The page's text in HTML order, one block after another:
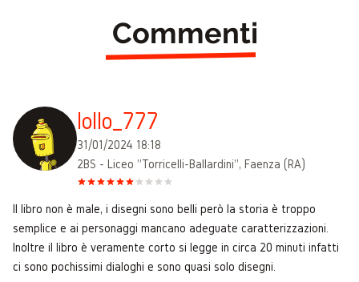
Commenti
lollo_777
31/01/2024 18:18
2BS - Liceo "Torricelli-Ballardini", Faenza (RA)
Il libro non è male, i disegni sono belli però la storia è troppo
semplice e ai personaggi mancano adeguate caratterizzazioni.
Inoltre il libro è veramente corto si legge in circa 20 minuti infatti
ci sono pochissimi dialoghi e sono quasi solo disegni.